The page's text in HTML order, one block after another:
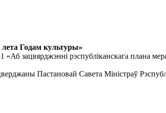
лета Годам культуры»
«Аб зацвярджэнні рэспубліканскага плана
Пастановай Савета Міністраў